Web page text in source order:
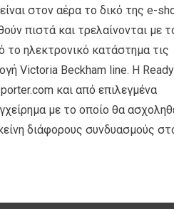
στον αέρα το δικό της e-
πιστά και τρελαίνονται με
το ηλεκτρονικό κατάστημα τις
Victoria Beckham line. Η
και από επιλεγμένα
με το οποίο θα
διάφορους συνδυασμούς